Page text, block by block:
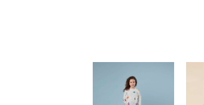
цветы" Платье
и леггинсы
Дети.